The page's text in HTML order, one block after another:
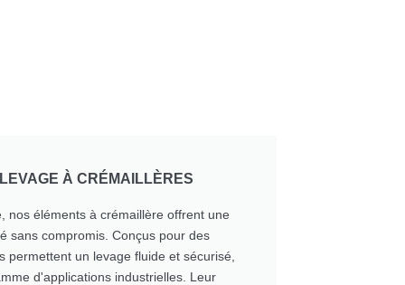
À CRÉMAILLÈRES
nos éléments à crémaillère offrent une
sans compromis. Conçus pour des
permettent un levage fluide et sécurisé,
d'applications industrielles. Leur